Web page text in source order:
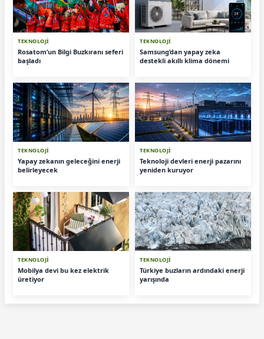
TEKNOLOJİ
Rosatom’un Bilgi Buzkıranı seferi
başladı
TEKNOLOJİ
Samsung’dan yapay zeka
destekli akıllı klima dönemi
TEKNOLOJİ
Yapay zekanın geleceğini enerji
belirleyecek
TEKNOLOJİ
Teknoloji devleri enerji pazarını
yeniden kuruyor
TEKNOLOJİ
Mobilya devi bu kez elektrik
üretiyor
TEKNOLOJİ
Türkiye buzların ardındaki enerji
yarışında